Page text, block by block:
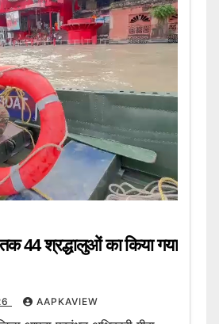
44 श्रद्धालुओं का किया गया
AAPKAVIEW